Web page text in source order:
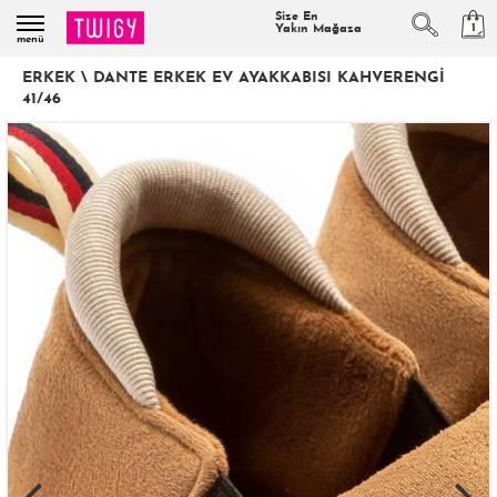
menü
Size En
Yakın Mağaza
1
ERKEK \ DANTE ERKEK EV AYAKKABISI KAHVERENGI
41/46